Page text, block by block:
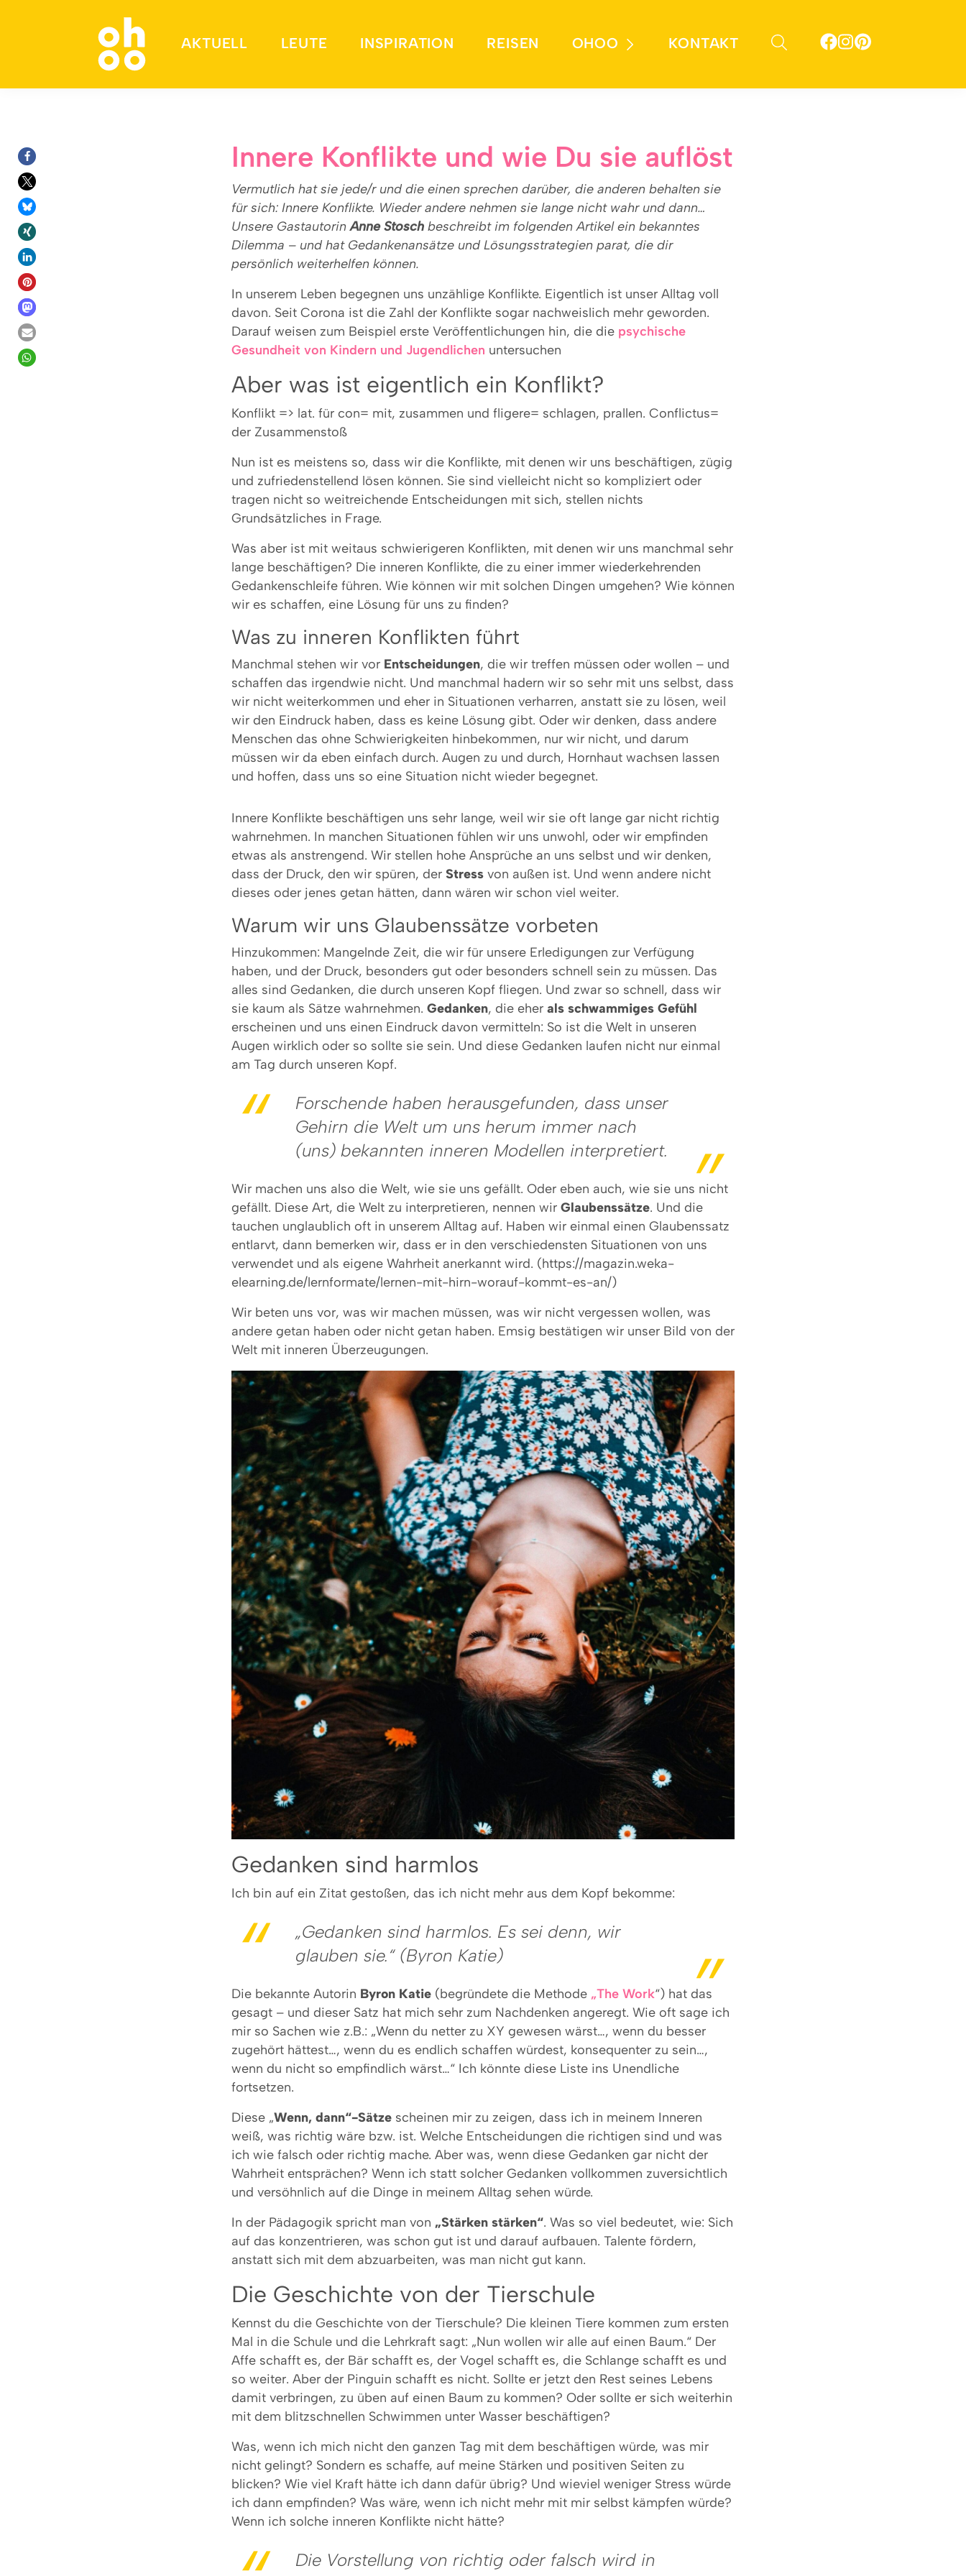
AKTUELL LEUTE INSPIRATION REISEN OHOO KONTAKT
Innere Konflikte und wie Du sie auflöst
Vermutlich hat sie jede/r und die einen sprechen darüber, die anderen behalten sie
für sich: Innere Konflikte. Wieder andere nehmen sie lange nicht wahr und dann…
Unsere GastautorinAnne Stosch beschreibt im folgenden Artikel ein bekanntes
Dilemma – und hat Gedankenansätze und Lösungsstrategien parat, die dir
persönlich weiterhelfen können.
In unserem Leben begegnen uns unzählige Konflikte. Eigentlich ist unser Alltag voll
davon. Seit Corona ist die Zahl der Konflikte sogar nachweislich mehr geworden.
Darauf weisen zum Beispiel erste Veröffentlichungen hin, die die psychische
Gesundheit von Kindern und Jugendlichen untersuchen
Aber was ist eigentlich ein Konflikt?
Konflikt => lat. für con= mit, zusammen und fligere= schlagen, prallen. Conflictus=
der Zusammenstoß
Nun ist es meistens so, dass wir die Konflikte, mit denen wir uns beschäftigen, zügig
und zufriedenstellend lösen können. Sie sind vielleicht nicht so kompliziert oder
tragen nicht so weitreichende Entscheidungen mit sich, stellen nichts
Grundsätzliches in Frage.
Was aber ist mit weitaus schwierigeren Konflikten, mit denen wir uns manchmal sehr
lange beschäftigen? Die inneren Konflikte, die zu einer immer wiederkehrenden
Gedankenschleife führen. Wie können wir mit solchen Dingen umgehen? Wie können
wir es schaffen, eine Lösung für uns zu finden?
Was zu inneren Konflikten führt
Manchmal stehen wir vor Entscheidungen, die wir treffen müssen oder wollen – und
schaffen das irgendwie nicht. Und manchmal hadern wir so sehr mit uns selbst, dass
wir nicht weiterkommen und eher in Situationen verharren, anstatt sie zu lösen, weil
wir den Eindruck haben, dass es keine Lösung gibt. Oder wir denken, dass andere
Menschen das ohne Schwierigkeiten hinbekommen, nur wir nicht, und darum
müssen wir da eben einfach durch. Augen zu und durch, Hornhaut wachsen lassen
und hoffen, dass uns so eine Situation nicht wieder begegnet.
Innere Konflikte beschäftigen uns sehr lange, weil wir sie oft lange gar nicht richtig
wahrnehmen. In manchen Situationen fühlen wir uns unwohl, oder wir empfinden
etwas als anstrengend. Wir stellen hohe Ansprüche an uns selbst und wir denken,
dass der Druck, den wir spüren, der Stress von außen ist. Und wenn andere nicht
dieses oder jenes getan hätten, dann wären wir schon viel weiter.
Warum wir uns Glaubenssätze vorbeten
Hinzukommen: Mangelnde Zeit, die wir für unsere Erledigungen zur Verfügung
haben, und der Druck, besonders gut oder besonders schnell sein zu müssen. Das
alles sind Gedanken, die durch unseren Kopf fliegen. Und zwar so schnell, dass wir
sie kaum als Sätze wahrnehmen. Gedanken, die eher als schwammiges Gefühl
erscheinen und uns einen Eindruck davon vermitteln: So ist die Welt in unseren
Augen wirklich oder so sollte sie sein. Und diese Gedanken laufen nicht nur einmal
am Tag durch unseren Kopf.
Forschende haben herausgefunden, dass unser
Gehirn die Welt um uns herum immer nach
(uns) bekannten inneren Modellen interpretiert.
Wir machen uns also die Welt, wie sie uns gefällt. Oder eben auch, wie sie uns nicht
gefällt. Diese Art, die Welt zu interpretieren, nennen wir Glaubenssätze. Und die
tauchen unglaublich oft in unserem Alltag auf. Haben wir einmal einen Glaubenssatz
entlarvt, dann bemerken wir, dass er in den verschiedensten Situationen von uns
verwendet und als eigene Wahrheit anerkannt wird. (https://magazin.weka-
elearning.de/lernformate/lernen-mit-hirn-worauf-kommt-es-an/)
Wir beten uns vor, was wir machen müssen, was wir nicht vergessen wollen, was
andere getan haben oder nicht getan haben. Emsig bestätigen wir unser Bild von der
Welt mit inneren Überzeugungen.
Gedanken sind harmlos
Ich bin auf ein Zitat gestoßen, das ich nicht mehr aus dem Kopf bekomme:
„Gedanken sind harmlos. Es sei denn, wir
glauben sie.“ (Byron Katie)
Die bekannte Autorin Byron Katie (begründete die Methode „The Work“) hat das
gesagt – und dieser Satz hat mich sehr zum Nachdenken angeregt. Wie oft sage ich
mir so Sachen wie z.B.: „Wenn du netter zu XY gewesen wärst…, wenn du besser
zugehört hättest…, wenn du es endlich schaffen würdest, konsequenter zu sein…,
wenn du nicht so empfindlich wärst…“ Ich könnte diese Liste ins Unendliche
fortsetzen.
Diese „Wenn, dann“-Sätze scheinen mir zu zeigen, dass ich in meinem Inneren
weiß, was richtig wäre bzw. ist. Welche Entscheidungen die richtigen sind und was
ich wie falsch oder richtig mache. Aber was, wenn diese Gedanken gar nicht der
Wahrheit entsprächen? Wenn ich statt solcher Gedanken vollkommen zuversichtlich
und versöhnlich auf die Dinge in meinem Alltag sehen würde.
In der Pädagogik spricht man von „Stärken stärken“. Was so viel bedeutet, wie: Sich
auf das konzentrieren, was schon gut ist und darauf aufbauen. Talente fördern,
anstatt sich mit dem abzuarbeiten, was man nicht gut kann.
Die Geschichte von der Tierschule
Kennst du die Geschichte von der Tierschule? Die kleinen Tiere kommen zum ersten
Mal in die Schule und die Lehrkraft sagt: „Nun wollen wir alle auf einen Baum.“ Der
Affe schafft es, der Bär schafft es, der Vogel schafft es, die Schlange schafft es und
so weiter. Aber der Pinguin schafft es nicht. Sollte er jetzt den Rest seines Lebens
damit verbringen, zu üben auf einen Baum zu kommen? Oder sollte er sich weiterhin
mit dem blitzschnellen Schwimmen unter Wasser beschäftigen?
Was, wenn ich mich nicht den ganzen Tag mit dem beschäftigen würde, was mir
nicht gelingt? Sondern es schaffe, auf meine Stärken und positiven Seiten zu
blicken? Wie viel Kraft hätte ich dann dafür übrig? Und wieviel weniger Stress würde
ich dann empfinden? Was wäre, wenn ich nicht mehr mit mir selbst kämpfen würde?
Wenn ich solche inneren Konflikte nicht hätte?
Die Vorstellung von richtig oder falsch wird in